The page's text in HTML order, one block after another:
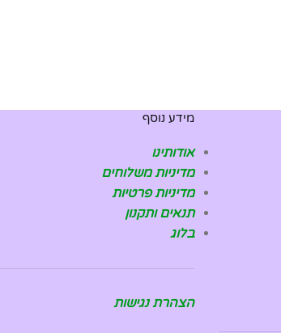
מידע נוסף
אודותינו
מדיניות משלוחים
מדיניות פרטיות
תנאים ותקנון
בלוג
הצהרת נגישות